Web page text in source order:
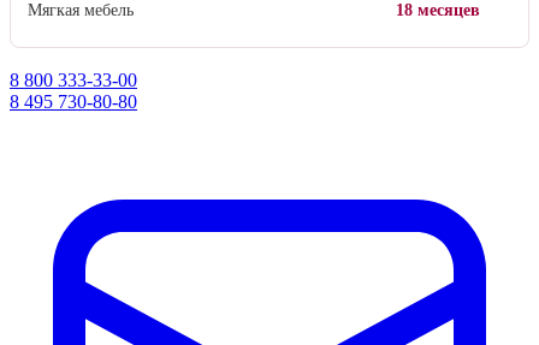
Мягкая мебель 18 месяцев
8 800 333-33-00
8 495 730-80-80